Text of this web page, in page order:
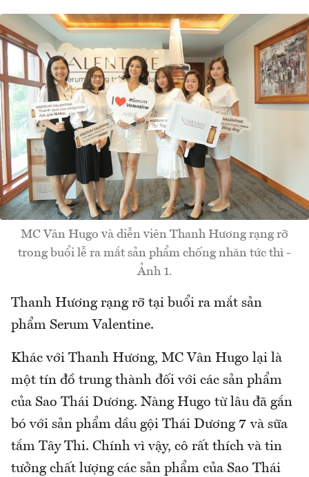
MC Vân Hugo và diễn viên Thanh Hương rạng rỡ
trong buổi lễ ra mắt sản phẩm chống nhăn tức thì -
Ảnh 1.
Thanh Hương rạng rỡ tại buổi ra mắt sản
phẩm Serum Valentine.
Khác với Thanh Hương, MC Vân Hugo lại là
một tín đồ trung thành đối với các sản phẩm
của Sao Thái Dương. Nàng Hugo từ lâu đã gắn
bó với sản phẩm dầu gội Thái Dương 7 và sữa
tắm Tây Thi. Chính vì vậy, cô rất thích và tin
tưởng chất lượng các sản phẩm của Sao Thái